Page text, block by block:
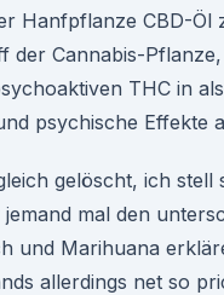
Hanfpflanze CBD-Öl
der Cannabis-
THC in
psychische Effekte
gelöscht, ich stell
mal den
und Marihuana
allerdings net so